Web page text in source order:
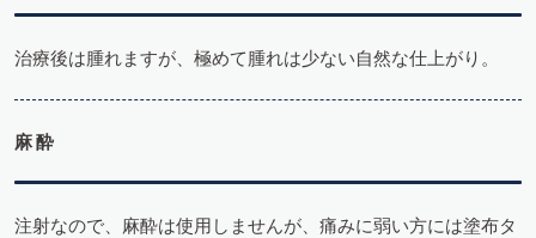
治療後は腫れますが、極めて腫れは少ない自然な仕上がり。
麻酔
注射なので、麻酔は使用しませんが、痛みに弱い方には塗布タ